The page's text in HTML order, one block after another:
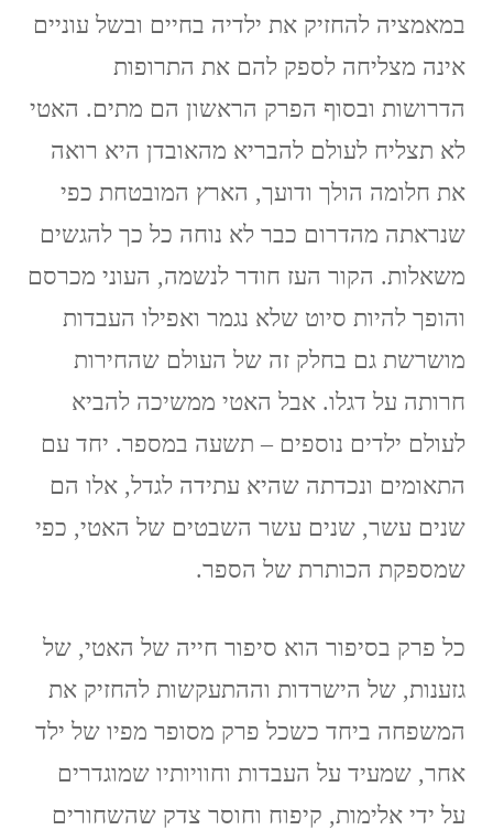
במאמציה להחזיק את ילדיה בחיים ובשל עוניים
אינה מצליחה לספק להם את התרופות
הדרושות ובסוף הפרק הראשון הם מתים. האטי
לא תצליח לעולם להבריא מהאובדן היא רואה
את חלומה הולך ודועך, הארץ המובטחת כפי
שנראתה מהדרום כבר לא נוחה כל כך להגשים
משאלות. הקור העז חודר לנשמה, העוני מכרסם
והופך להיות סיוט שלא נגמר ואפילו העבדות
מושרשת גם בחלק זה של העולם שהחירות
חרותה על דגלו. אבל האטי ממשיכה להביא
לעולם ילדים נוספים – תשעה במספר. יחד עם
התאומים ונכדתה שהיא עתידה לגדל, אלו הם
שנים עשר, שנים עשר השבטים של האטי, כפי
שמספקת הכותרת של הספר.
כל פרק בסיפור הוא סיפור חייה של האטי, של
גזענות, של הישרדות וההתעקשות להחזיק את
המשפחה ביחד כשכל פרק מסופר מפיו של ילד
אחר, שמעיד על העבדות וחוויותיו שמוגדרים
על ידי אלימות, קיפוח וחוסר צדק שהשחורים